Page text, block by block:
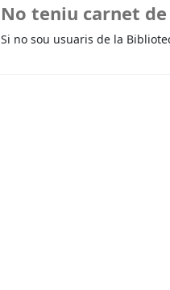
No teniu carnet
Si no sou usuaris de la